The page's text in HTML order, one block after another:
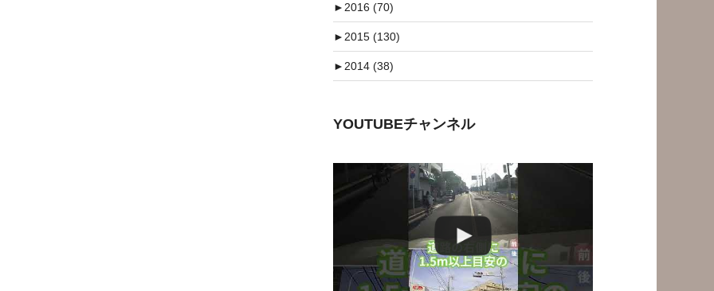
►2016 (70)
►2015 (130)
►2014 (38)
YOUTUBEチャンネル